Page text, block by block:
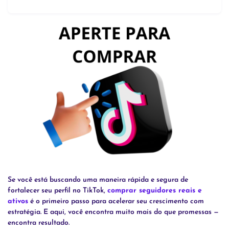
Se você está buscando uma maneira rápida e segura de
fortalecer seu perfil no TikTok, comprar seguidores reais e
ativos é o primeiro passo para acelerar seu crescimento com
estratégia. E aqui, você encontra muito mais do que promessas —
encontra resultado.